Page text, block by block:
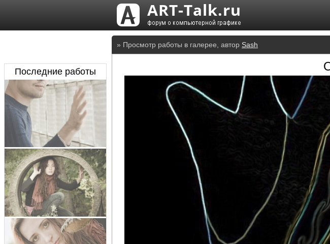
» Просмотр работы в галерее, автор Sash
Последние работы